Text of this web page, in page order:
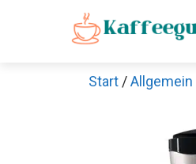
Start /Allgemein